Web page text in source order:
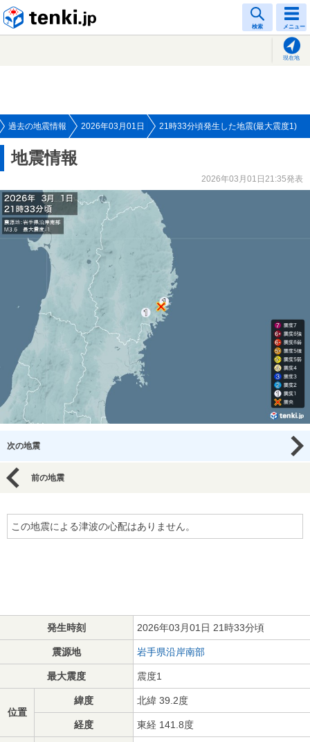
検索 メニュー
現在地
過去の地震情報 2026年03月01日 21時33分頃発生した地震(最大震度1)
地震情報
2026年03月01日21:35発表
次の地震
前の地震
この地震による津波の心配はありません。
発生時刻 2026年03月01日 21時33分頃
震源地 岩手県沿岸南部
最大震度 震度1
位置
緯度 北緯 39.2度
経度 東経 141.8度